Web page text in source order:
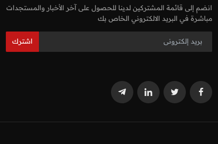
انضم إلى قائمة المشتركين لدينا للحصول على آخر الأخبار والمستجدات
مباشرة في البريد الالكتروني الخاص بك
اشترك